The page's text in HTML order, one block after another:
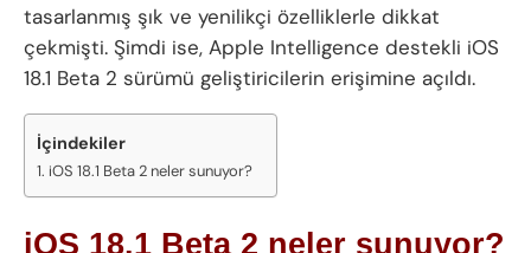
tasarlanmış şık ve yenilikçi özelliklerle dikkat
çekmişti. Şimdi ise, Apple Intelligence destekli iOS
18.1 Beta 2 sürümü geliştiricilerin erişimine açıldı.
İçindekiler
iOS 18.1 Beta 2 neler sunuyor?
iOS 18.1 Beta 2 neler sunuyor?